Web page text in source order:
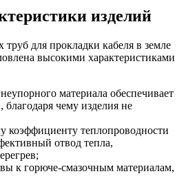
изделий
для прокладки кабеля в земле
высокими характеристиками
материала обеспечивает
благодаря чему изделия не
коэффициенту теплопроводности
отвод тепла,
к горюче-смазочным материалам,